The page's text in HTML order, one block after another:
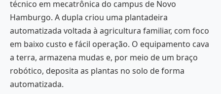
técnico em mecatrônica do campus de Novo
Hamburgo. A dupla criou uma plantadeira
automatizada voltada à agricultura familiar, com foco
em baixo custo e fácil operação. O equipamento cava
a terra, armazena mudas e, por meio de um braço
robótico, deposita as plantas no solo de forma
automatizada.